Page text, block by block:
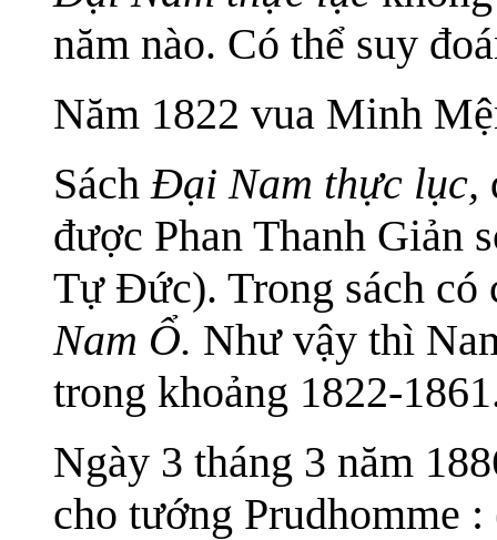
năm nào. Có thể suy
Năm 1822 vua Minh
SáchĐại Nam thực lục,
được Phan Thanh Giản
Tự Đức). Trong sách có
Nam Ổ. Như vậy thì
trong khoảng 1822-
Ngày 3 tháng 3 năm
cho tướng Prudhomme